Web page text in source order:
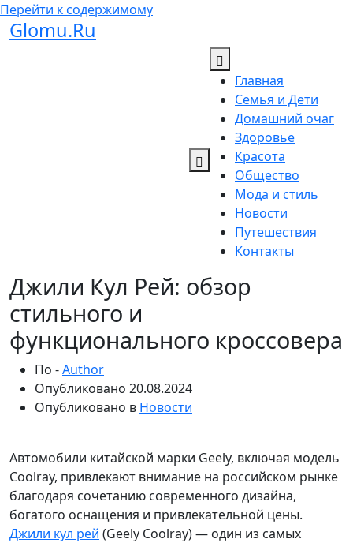
Перейти к содержимому
Glomu.Ru
Главная
Семья и Дети
Домашний очаг
Здоровье
Красота
Общество
Мода и стиль
Новости
Путешествия
Контакты
Джили Кул Рей: обзор
стильного и
функционального кроссовера
По -Author
Опубликовано 20.08.2024
Опубликовано в Новости
Автомобили китайской марки Geely, включая модель
Coolray, привлекают внимание на российском рынке
благодаря сочетанию современного дизайна,
богатого оснащения и привлекательной цены.
Джили кул рей (Geely Coolray) — один из самых